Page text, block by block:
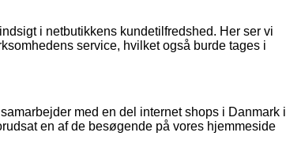
i netbutikkens kundetilfredshed. Her ser vi
service, hvilket også burde tages i
med en del internet shops i Danmark i
en af de besøgende på vores hjemmeside